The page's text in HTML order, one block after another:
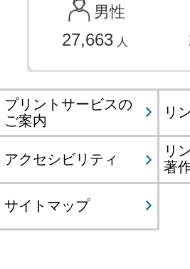
男性
27,663 人
プリントサービスの
ご案内
リ
アクセシビリティ
リ
著
サイトマップ